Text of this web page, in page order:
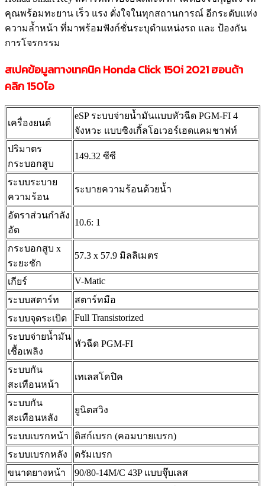
คุณพร้อมทะยาน เร็ว แรง ดั่งใจในทุกสถานการณ์ อีกระดับแห่ง
ความล้ำหน้า ที่มาพร้อมฟังก์ชั่นระบุตำแหน่งรถ และ ป้องกัน
การโจรกรรม
สเปคข้อมูลทางเทคนิค Honda Click 150i 2021 ฮอนด้า
คลิก 150ไอ
เครื่องยนต์
eSP ระบบจ่ายน้ำมันแบบหัวฉีด PGM-FI 4
จังหวะ แบบซิงเกิ้ลโอเวอร์เฮดแคมชาฟท์
ปริมาตร
กระบอกสูบ
149.32 ซีซี
ระบบระบาย
ความร้อน
ระบายความร้อนด้วยน้ำ
อัตราส่วนกำลัง
อัด
10.6: 1
กระบอกสูบ x
ระยะชัก
57.3 x 57.9 มิลลิเมตร
เกียร์
V-Matic
ระบบสตาร์ท
สตาร์ทมือ
ระบบจุดระเบิด
Full Transistorized
ระบบจ่ายน้ำมัน
เชื้อเพลิง
หัวฉีด PGM-FI
ระบบกัน
สะเทือนหน้า
เทเลสโคปิค
ระบบกัน
สะเทือนหลัง
ยูนิตสวิง
ระบบเบรกหน้า
ดิสก์เบรก (คอมบายเบรก)
ระบบเบรกหลัง
ดรัมเบรก
ขนาดยางหน้า
90/80-14M/C 43P แบบจุ๊บเลส